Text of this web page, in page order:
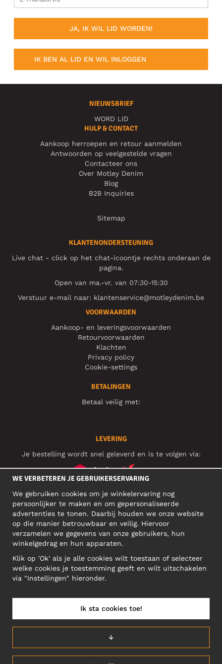
JA, IK WIL LID WORDEN!
IK BEN AL LID EN WIL INLOGGEN
NIEUWSBRIEF
WORD LID
HULP & CONTACT
Aankoop herroepen en retour aanmelden
Antwoorden op veelgestelde vragen
Contacteer ons
Over Motley Denim
Blog
B2B Inquiries
Sitemap
KLANTENONDERSTEUNING
Live chat - click op het chat-icoontje rechts onderaan de
pagina.
Open van ma.-vr. van 07:30-15:30
Verstuur e-mail naar: klantenservice@motleydenim.be
VOORWAARDEN
Aankoop- en leveringsvoorwaarden
Retourvoorwaarden
Klachten
Privacy policy
Cookie-settings
BETALINGEN
Betaal veilig met:
LEVERING
Je bestelling wordt snel geleverd en is te volgen via:
SOCIAL MEDIA
ZAKELIJK ADRES
Narva mnt 5, EE-10117 Tallinn
Reg: 12356245
BELGIUM/NEDERLANDS (BE)
WE VERBETEREN JE GEBRUIKERSERVARING
We gebruiken cookies om je winkelervaring nog
persoonlijker te maken en om gepersonaliseerde
advertenties te tonen. Daarbij houden we onze website
op die manier betrouwbaar en veilig. Hiervoor
verzamelen we gegevens van onze gebruikers, hun
winkelgedrag en hun apparaten.
Klik op 'Ok' als je alle cookies wilt toestaan of selecteer
welke cookies je toestemming geeft en wilt uitschakelen
via "Instellingen" hieronder.
↓
Ik sta cookies toe!